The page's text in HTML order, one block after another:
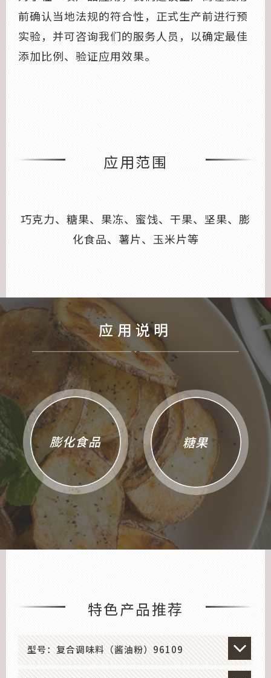
前确认当地法规的符合性，正式生产前进行预
实验，并可咨询我们的服务人员，以确定最佳
添加比例、验证应用效果。
应用范围
巧克力、糖果、果冻、蜜饯、干果、坚果、膨
化食品、薯片、玉米片等
应用说明
膨化食品 糖果
特色产品推荐
型号：复合调味料（酱油粉）96109